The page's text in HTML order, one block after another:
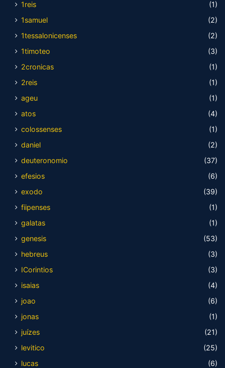
1reis
(1)
1samuel
(2)
1tessalonicenses
(2)
1timoteo
(3)
2cronicas
(1)
2reis
(1)
ageu
(1)
atos
(4)
colossenses
(1)
daniel
(2)
deuteronomio
(37)
efesios
(6)
exodo
(39)
fiipenses
(1)
galatas
(1)
genesis
(53)
hebreus
(3)
ICorintios
(3)
isaias
(4)
joao
(6)
jonas
(1)
juízes
(21)
levitico
(25)
lucas
(6)